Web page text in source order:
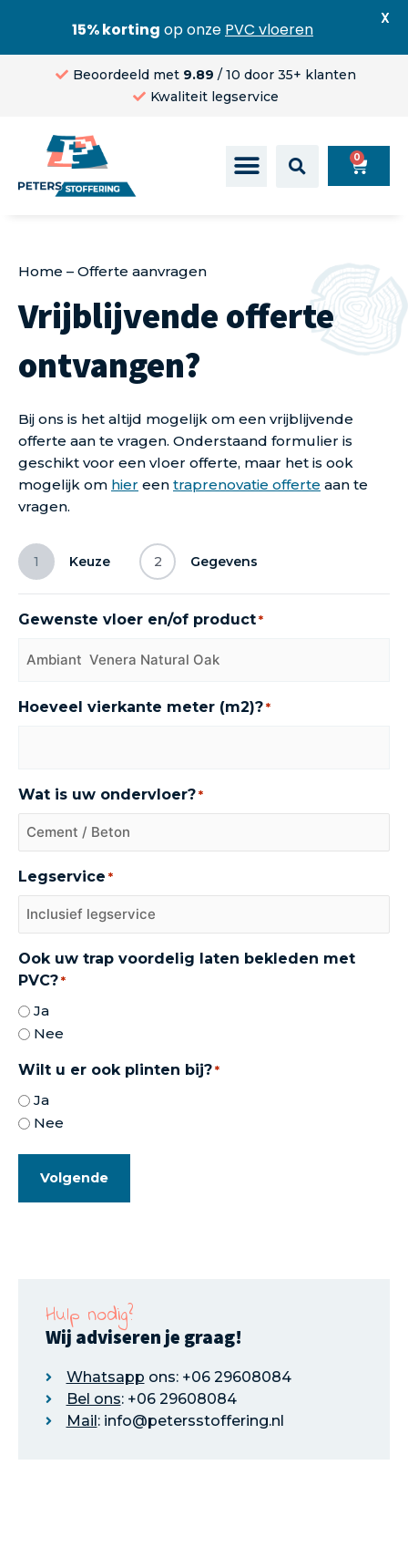
Beoordeeld met 9.89 / 10 door 35+ klanten
Kwaliteit legservice
0
Home – Offerte aanvragen
Vrijblijvende offerte
ontvangen?
Bij ons is het altijd mogelijk om een vrijblijvende
offerte aan te vragen. Onderstaand formulier is
geschikt voor een vloer offerte, maar het is ook
mogelijk om hier een traprenovatie offerte aan te
vragen.
1 Keuze 2 Gegevens
Gewenste vloer en/of product *
Hoeveel vierkante meter (m2)? *
Wat is uw ondervloer? *
Legservice *
Ook uw trap voordelig laten bekleden met
PVC? *
Ja
Nee
Wilt u er ook plinten bij? *
Ja
Nee
Hulp nodig?
Wij adviseren je graag!
Whatsapp ons: +06 29608084
Bel ons: +06 29608084
Mail : info@petersstoffering.nl
15% korting op onze PVC vloeren
X